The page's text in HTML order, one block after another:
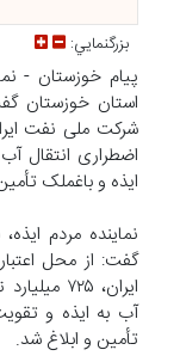
بزرگنمايي:
پیام خوزستان -
استان خوزستان
اضطراری انتقال
ایذه و باغملک
نماینده مردم
گفت: از محل
ایران،
آب به ایذه و
تأمین و ابلاغ شد.